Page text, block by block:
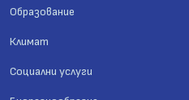
Образование
Климат
Социални услуги